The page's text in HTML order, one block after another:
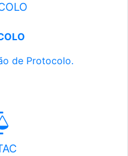
de Protocolo.